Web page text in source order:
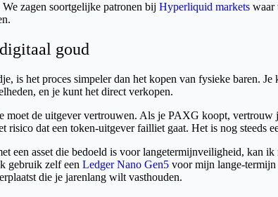
zagen soortgelijke patronen bij Hyperliquid markets waar
goud
is het proces simpeler dan het kopen van fysieke baren.
en je kunt het direct verkopen.
moet de uitgever vertrouwen. Als je PAXG koopt,
risico dat een token-uitgever failliet gaat. Het is nog steeds
een asset die bedoeld is voor langetermijnveiligheid, kan
gebruik zelf een Ledger Nano Gen5 voor mijn lange-termijn
die je jarenlang wilt vasthouden.